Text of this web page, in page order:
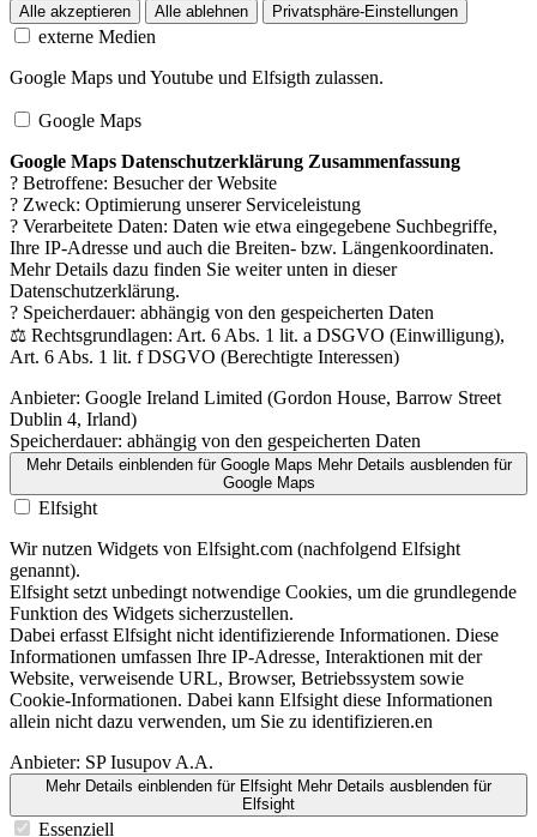
Alle akzeptieren Alle ablehnen Privatsphäre-Einstellungen
externe Medien
Google Maps und Youtube und Elfsigth zulassen.
Google Maps
Google Maps Datenschutzerklärung Zusammenfassung
? Betroffene: Besucher der Website
? Zweck: Optimierung unserer Serviceleistung
? Verarbeitete Daten: Daten wie etwa eingegebene Suchbegriffe,
Ihre IP-Adresse und auch die Breiten- bzw. Längenkoordinaten.
Mehr Details dazu finden Sie weiter unten in dieser
Datenschutzerklärung.
? Speicherdauer: abhängig von den gespeicherten Daten
⚖️ Rechtsgrundlagen: Art. 6 Abs. 1 lit. a DSGVO (Einwilligung),
Art. 6 Abs. 1 lit. f DSGVO (Berechtigte Interessen)
Anbieter: Google Ireland Limited (Gordon House, Barrow Street
Dublin 4, Irland)
Speicherdauer: abhängig von den gespeicherten Daten
Mehr Details einblendenfür Google Maps Mehr Details ausblendenfür
Google Maps
Elfsight
Wir nutzen Widgets von Elfsight.com (nachfolgend Elfsight
genannt).
Elfsight setzt unbedingt notwendige Cookies, um die grundlegende
Funktion des Widgets sicherzustellen.
Dabei erfasst Elfsight nicht identifizierende Informationen. Diese
Informationen umfassen Ihre IP-Adresse, Interaktionen mit der
Website, verweisende URL, Browser, Betriebssystem sowie
Cookie-Informationen. Dabei kann Elfsight diese Informationen
allein nicht dazu verwenden, um Sie zu identifizieren.en
Anbieter: SP Iusupov A.A.
Mehr Details einblenden für Elfsight Mehr Details ausblenden für
Elfsight
Essenziell